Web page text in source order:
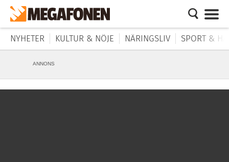
NYHETER KULTUR & NÖJE NÄRINGSLIV SPORT &
ANNONS